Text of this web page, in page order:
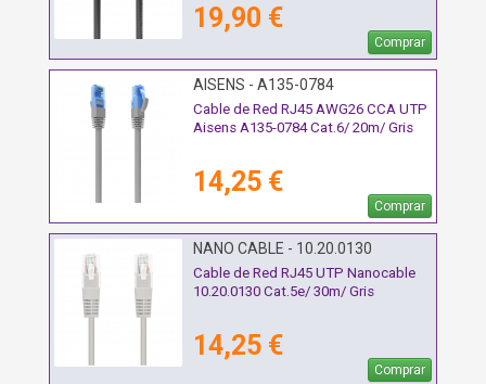
19,90 €
Comprar
AISENS - A135-0784
Cable de Red RJ45 AWG26 CCA UTP
Aisens A135-0784 Cat.6/ 20m/ Gris
14,25 €
Comprar
NANO CABLE - 10.20.0130
Cable de Red RJ45 UTP Nanocable
10.20.0130 Cat.5e/ 30m/ Gris
14,25 €
Comprar